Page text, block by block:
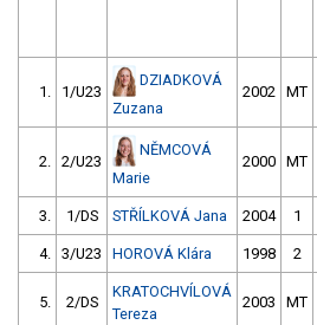
1. 1/U23
DZIADKOVÁ
Zuzana
2002 MT
2. 2/U23
NĚMCOVÁ
Marie
2000 MT
3. 1/DS STŘÍLKOVÁ Jana 2004 1
4. 3/U23 HOROVÁ Klára 1998 2
5. 2/DS
KRATOCHVÍLOVÁ
Tereza
2003 MT